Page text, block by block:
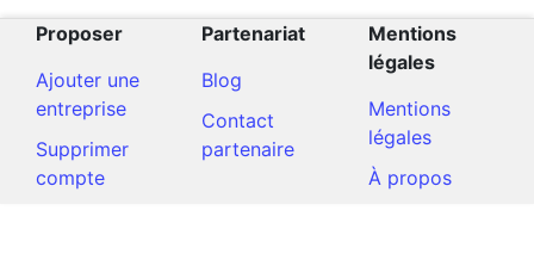
Proposer
Ajouter une
entreprise
Supprimer
compte
Partenariat
Blog
Contact
partenaire
Mentions
légales
Mentions
légales
À propos